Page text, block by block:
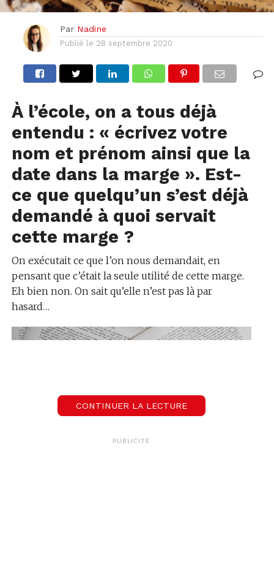
Par Nadine
Publié le 28 septembre 2020
À l’école, on a tous déjà
entendu : « écrivez votre
nom et prénom ainsi que la
date dans la marge ». Est-
ce que quelqu’un s’est déjà
demandé à quoi servait
cette marge ?
On exécutait ce que l’on nous demandait, en
pensant que c’était la seule utilité de cette marge.
Eh bien non. On sait qu’elle n’est pas là par
hasard…
CONTINUER LA LECTURE
PUBLICITÉ